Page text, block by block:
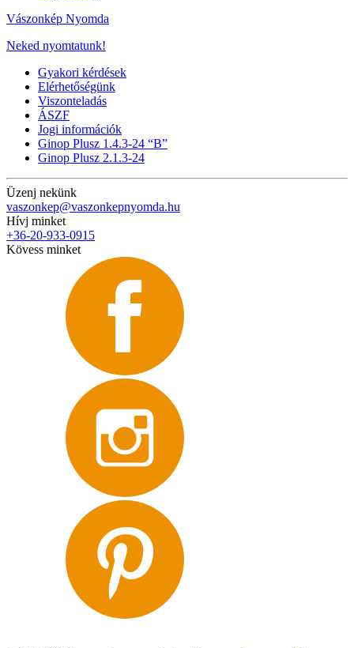
Vászonkép Nyomda
Neked nyomtatunk!
Gyakori kérdések
Elérhetőségünk
Viszonteladás
ÁSZF
Jogi információk
Ginop Plusz 1.4.3-24 “B”
Ginop Plusz 2.1.3-24
Üzenj nekünk
vaszonkep@vaszonkepnyomda.hu
Hívj minket
+36-20-933-0915
Kövess minket